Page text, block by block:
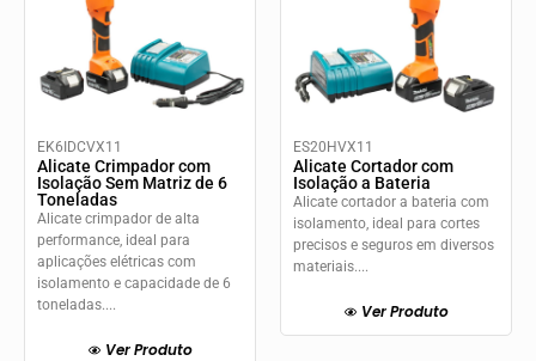
EK6IDCVX11
Alicate Crimpador com
Isolação Sem Matriz de 6
Toneladas
Alicate crimpador de alta
performance, ideal para
aplicações elétricas com
isolamento e capacidade de 6
toneladas....
Ver Produto
ES20HVX11
Alicate Cortador com
Isolação a Bateria
Alicate cortador a bateria com
isolamento, ideal para cortes
precisos e seguros em diversos
materiais....
Ver Produto